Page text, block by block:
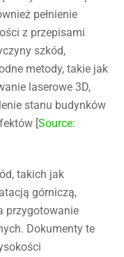
pełnienie
z przepisami
szkód,
metody, takie jak
laserowe 3D,
stanu budynków
[Source:
takich jak
górniczą,
przygotowanie
Dokumenty te